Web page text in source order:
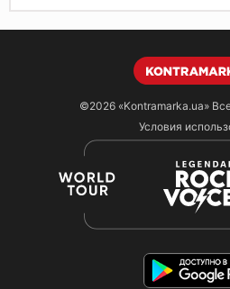
©2026 «Kontramarka.ua»
Условия